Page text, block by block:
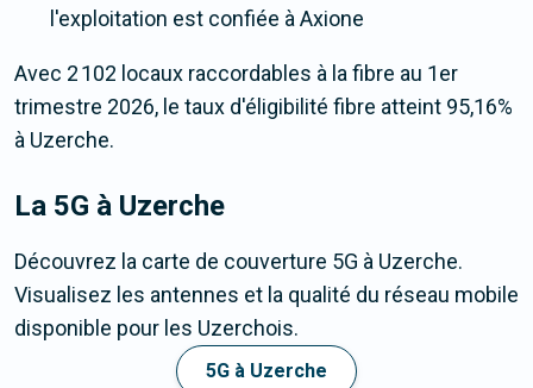
l'exploitation est confiée à Axione
Avec 2 102 locaux raccordables à la fibre au 1er
trimestre 2026, le taux d'éligibilité fibre atteint 95,16%
à Uzerche.
La 5G à Uzerche
Découvrez la carte de couverture 5G à Uzerche.
Visualisez les antennes et la qualité du réseau mobile
disponible pour les Uzerchois.
5G à Uzerche